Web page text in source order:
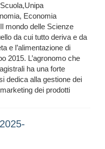
Economia
mondo delle Scienze
da cui tutto deriva e da
e l’alimentazione di
2015. L’agronomo che
ha una forte
dedica alla gestione dei
dei prodotti